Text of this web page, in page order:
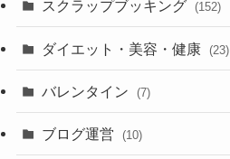
スクラップブッキング (152)
ダイエット・美容・健康 (23)
バレンタイン (7)
ブログ運営 (10)